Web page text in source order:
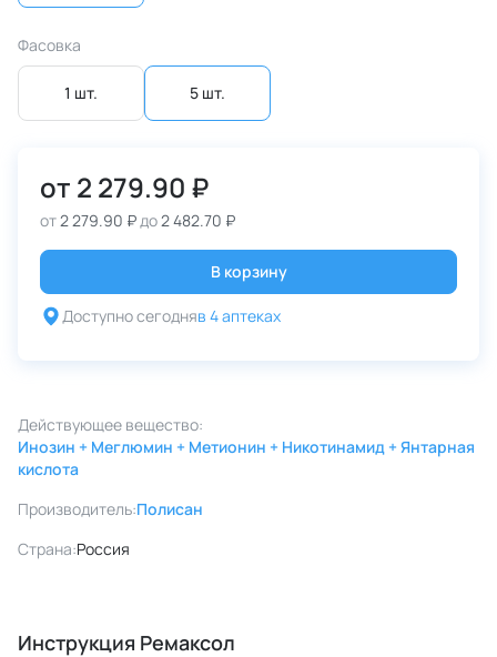
Фасовка
1 шт. 5 шт.
от 2 279.90 ₽
от2 279.90 ₽до2 482.70 ₽
В корзину
Доступно сегодняв 4 аптеках
Действующее вещество:
Инозин + Меглюмин + Метионин + Никотинамид + Янтарная
кислота
Производитель:Полисан
Страна:Россия
Инструкция Ремаксол